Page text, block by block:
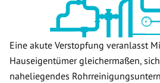
Eine akute Verstopfung veranlasst
Hauseigentümer gleichermaßen,
naheliegendes